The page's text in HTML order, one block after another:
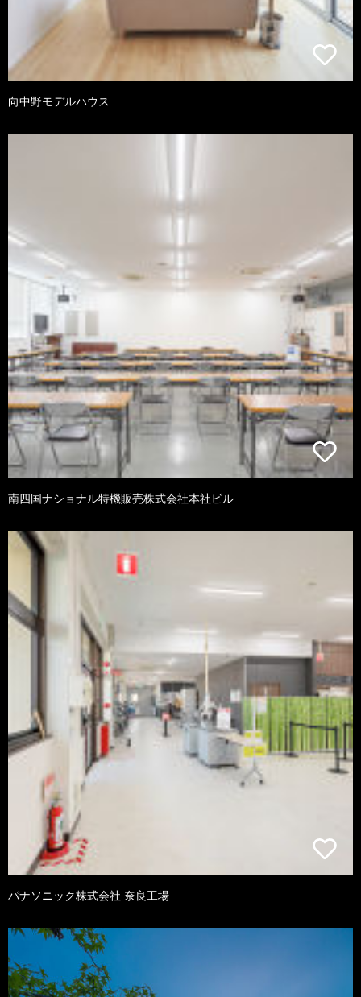
向中野モデルハウス
南四国ナショナル特機販売株式会社本社ビル
パナソニック株式会社 奈良工場